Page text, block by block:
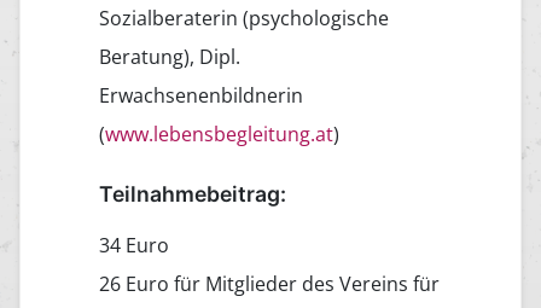
Sozialberaterin (psychologische
Beratung), Dipl.
Erwachsenenbildnerin
(www.lebensbegleitung.at)
Teilnahmebeitrag:
34 Euro
26 Euro für Mitglieder des Vereins für